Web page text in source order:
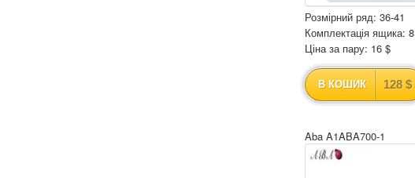
Розмірний ряд: 36-41
Комплектація ящика: 8
Ціна за пару: 16 $
В КОШИК 128 $
Aba A1ABA700-1